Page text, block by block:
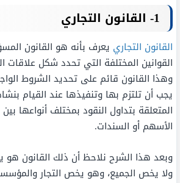
1- القانون التجاري
القانون التجاري يعرف بأنه هو القانون
القوانين المختلفة التي تحدد شكل علاقات
وهذا القانون قائم على تحديد الشروط
يجب أن تلتزم بها وتنفيذها عند القيام
المتعلقة بتداول النقود بمختلف أنواعها بين
الأسهم أو السندات.
وبعد هذا الشرح نلاحظ أن ذلك القانون
ولا يخص الجميع، وهو يخص التجار